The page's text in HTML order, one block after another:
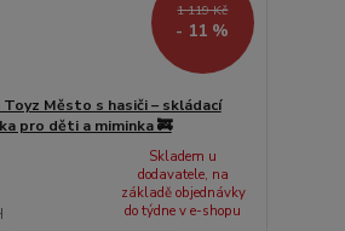
1 119 Kč
- 11 %
Město s hasiči – skládací
pro děti a miminka 🚒
Skladem u
dodavatele, na
základě objednávky
do týdne v e-shopu